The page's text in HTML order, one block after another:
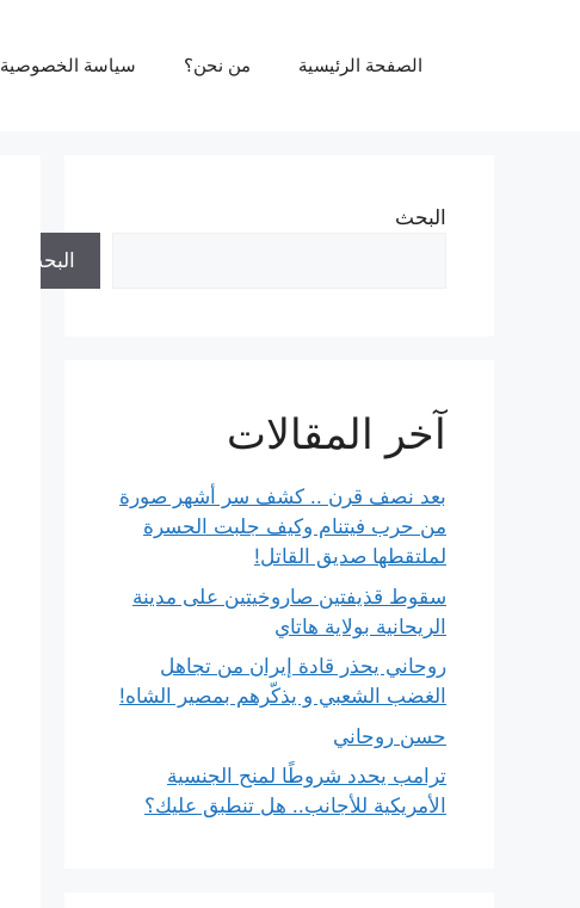
الصفحة الرئيسية من نحن؟ سياسة الخصوصية
البحث
البحث
آخر المقالات
بعد نصف قرن .. كشف سر أشهر صورة
من حرب فيتنام وكيف جلبت الحسرة
لملتقطها صديق القاتل!
سقوط قذيفتين صاروخيتين على مدينة
الريحانية بولاية هاتاي
روحاني يحذر قادة إيران من تجاهل
الغضب الشعبي و يذكّرهم بمصير الشاه!
حسن روحاني
ترامب يحدد شروطًا لمنح الجنسية
الأمريكية للأجانب.. هل تنطبق عليك؟